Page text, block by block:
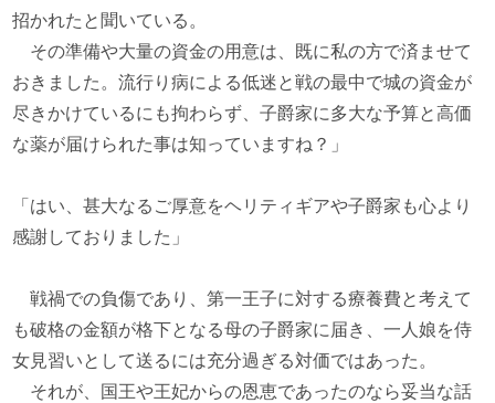
招かれたと聞いている。
その準備や大量の資金の用意は、既に私の方で済ませて
おきました。流行り病による低迷と戦の最中で城の資金が
尽きかけているにも拘わらず、子爵家に多大な予算と高価
な薬が届けられた事は知っていますね？」
「はい、甚大なるご厚意をヘリティギアや子爵家も心より
感謝しておりました」
戦禍での負傷であり、第一王子に対する療養費と考えて
も破格の金額が格下となる母の子爵家に届き、一人娘を侍
女見習いとして送るには充分過ぎる対価ではあった。
それが、国王や王妃からの恩恵であったのなら妥当な話